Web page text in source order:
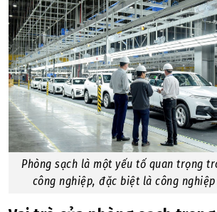
Phòng sạch là một yếu tố quan trọng
công nghiệp, đặc biệt là công